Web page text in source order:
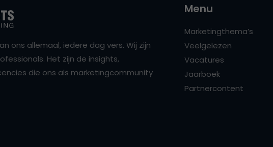
ons allemaal, iedere dag vers. Wij zijn
Het zijn de insights,
die ons als marketingcommunity
Menu
Marketingthema’s
Veelgelezen
Vacatures
Jaarboek
Partnercontent